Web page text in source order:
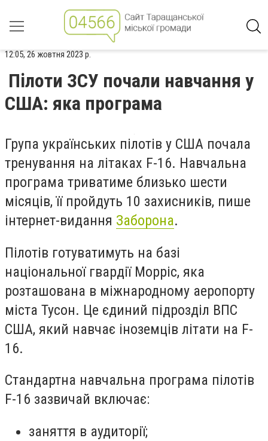
12:05, 26 жовтня 2023 р.
Пілоти ЗСУ почали навчання у
США: яка програма
Група українських пілотів у США почала
тренування на літаках F-16. Навчальна
програма триватиме близько шести
місяців, її пройдуть 10 захисників, пише
інтернет-видання Заборона.
Пілотів готуватимуть на базі
національної гвардії Морріс, яка
розташована в міжнародному аеропорту
міста Тусон. Це єдиний підрозділ ВПС
США, який навчає іноземців літати на F-
16.
Стандартна навчальна програма пілотів
F-16 зазвичай включає:
заняття в аудиторії;